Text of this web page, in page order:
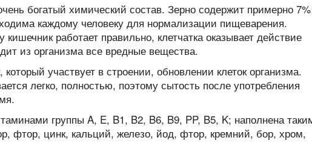
богатый химический состав. Зерно содержит примерно 7%
каждому человеку для нормализации пищеварения.
работает правильно, клетчатка оказывает действие
из организма все вредные вещества.
участвует в строении, обновлении клеток организма.
легко, полностью, поэтому сытость после употребления
группы A, E, B1, B2, B6, B9, PP, B5, K; наполнена
фтор, цинк, кальций, железо, йод, фтор, кремний, бор, хром,